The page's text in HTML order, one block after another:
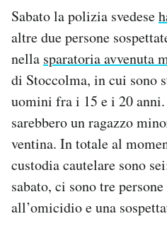
SHOP
CALENDARIO
AREA PERSONALE
Area Personale
Newsletter
Sabato la polizia svedese
altre due persone
nella sparatoria avvenuta
di Stoccolma, in cui sono
uomini fra i 15 e i 20
sarebbero un ragazzo
ventina. In totale al
custodia cautelare sono
sabato, ci sono tre
all’omicidio e una